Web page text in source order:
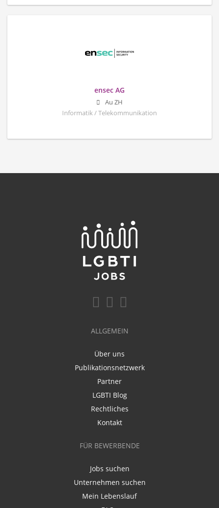
ensec AG
Au ZH
Informatik / Telekommunikation
ALLGEMEIN
Über uns
Publikationsnetzwerk
Partner
LGBTI Blog
Rechtliches
Kontakt
FÜR BEWERBENDE
Jobs suchen
Unternehmen suchen
Mein Lebenslauf